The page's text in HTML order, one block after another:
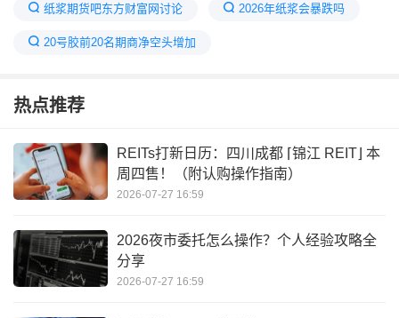
纸浆期货吧东方财富网讨论 2026年纸浆会暴跌吗
20号胶前20名期商净空头增加
空头持仓量大于多头持仓量
空头减仓为何上涨 纸浆股吧
多空持仓和净持仓的区别
热点推荐
REITs打新日历：四川成都 ⌈锦江 REIT⌋ 本
周四售！（附认购操作指南）
2026-07-27 16:59
2026夜市委托怎么操作？个人经验攻略全
分享
2026-07-27 16:59